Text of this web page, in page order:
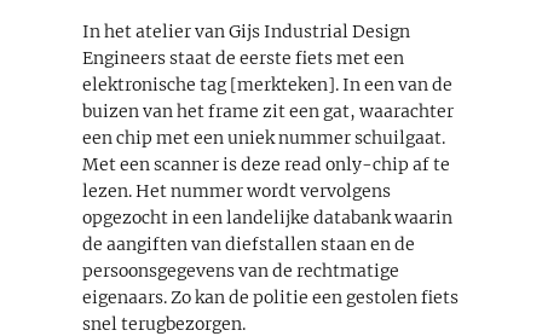
In het atelier van Gijs Industrial Design
Engineers staat de eerste fiets met een
elektronische tag [merkteken]. In een van de
buizen van het frame zit een gat, waarachter
een chip met een uniek nummer schuilgaat.
Met een scanner is deze read only-chip af te
lezen. Het nummer wordt vervolgens
opgezocht in een landelijke databank waarin
de aangiften van diefstallen staan en de
persoonsgegevens van de rechtmatige
eigenaars. Zo kan de politie een gestolen fiets
snel terugbezorgen.